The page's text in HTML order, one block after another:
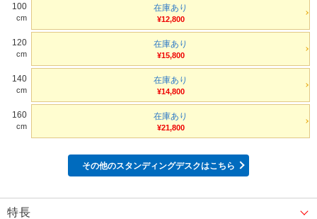
100
cm
在庫あり
¥12,800
120
cm
在庫あり
¥15,800
140
cm
在庫あり
¥14,800
160
cm
在庫あり
¥21,800
その他のスタンディングデスクはこちら
特長